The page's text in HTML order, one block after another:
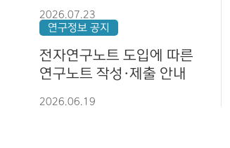
2026년도 농
2026.07.23
연구정보 공지
전자연구노트 도입에 따른
연구노트 작성·제출 안내
2026.06.19